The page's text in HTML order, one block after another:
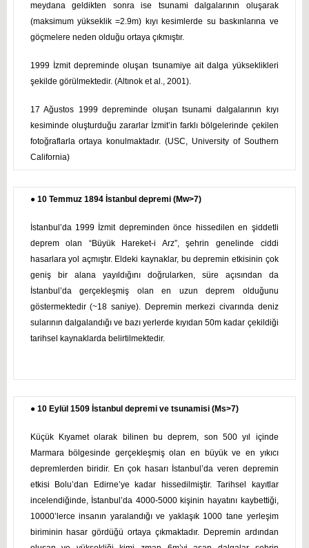
meydana geldikten sonra ise tsunami dalgalarının oluşarak
(maksimum yükseklik =2.9m) kıyı kesimlerde su baskınlarına ve
göçmelere neden olduğu ortaya çıkmıştır.
1999 İzmit depreminde oluşan tsunamiye ait dalga yükseklikleri
şekilde görülmektedir. (Altınok et al., 2001).
17 Ağustos 1999 depreminde oluşan tsunami dalgalarının kıyı
kesiminde oluşturduğu zararlar İzmit’in farklı bölgelerinde çekilen
fotoğraflarla ortaya konulmaktadır. (USC, University of Southern
California)
● 10 Temmuz 1894 İstanbul depremi (Mw>7)
İstanbul’da 1999 İzmit depreminden önce hissedilen en şiddetli
deprem olan “Büyük Hareket-i Arz”, şehrin genelinde ciddi
hasarlara yol açmıştır. Eldeki kaynaklar, bu depremin etkisinin çok
geniş bir alana yayıldığını doğrularken, süre açısından da
İstanbul’da gerçekleşmiş olan en uzun deprem olduğunu
göstermektedir (~18 saniye). Depremin merkezi civarında deniz
sularının dalgalandığı ve bazı yerlerde kıyıdan 50m kadar çekildiği
tarihsel kaynaklarda belirtilmektedir.
● 10 Eylül 1509 İstanbul depremi ve tsunamisi (Ms>7)
Küçük Kıyamet olarak bilinen bu deprem, son 500 yıl içinde
Marmara bölgesinde gerçekleşmiş olan en büyük ve en yıkıcı
depremlerden biridir. En çok hasarı İstanbul’da veren depremin
etkisi Bolu’dan Edirne’ye kadar hissedilmiştir. Tarihsel kayıtlar
incelendiğinde, İstanbul’da 4000-5000 kişinin hayatını kaybettiği,
10000’lerce insanın yaralandığı ve yaklaşık 1000 tane yerleşim
biriminin hasar gördüğü ortaya çıkmaktadır. Depremin ardından